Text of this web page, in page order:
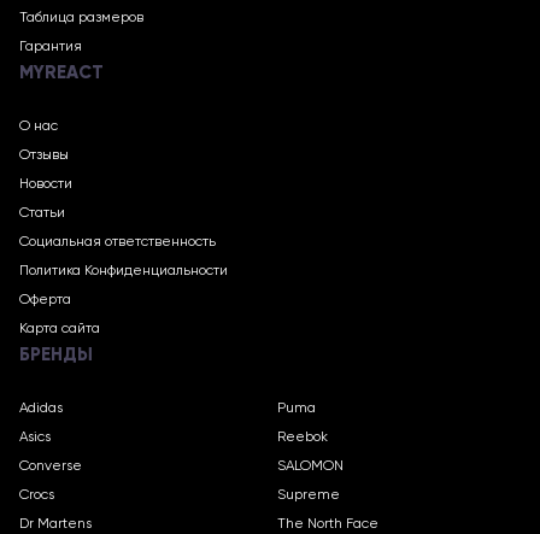
Таблица размеров
Гарантия
MYREACT
О нас
Отзывы
Новости
Статьи
Социальная ответственность
Политика Конфиденциальности
Оферта
Карта сайта
БРЕНДЫ
Adidas
Asics
Converse
Crocs
Dr Martens
Puma
Reebok
SALOMON
Supreme
The North Face